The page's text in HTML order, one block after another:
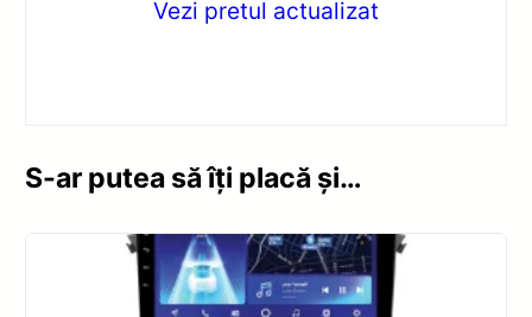
Vezi pretul actualizat
S-ar putea să îți placă și…